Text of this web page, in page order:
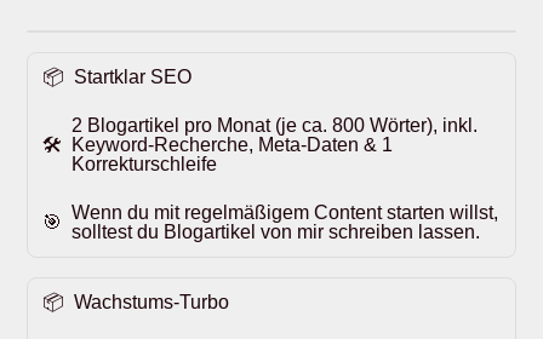
Startklar SEO
2 Blogartikel pro Monat (je ca. 800 Wörter), inkl.
Keyword-Recherche, Meta-Daten & 1
Korrekturschleife
Wenn du mit regelmäßigem Content starten willst,
solltest du Blogartikel von mir schreiben lassen.
Wachstums-Turbo